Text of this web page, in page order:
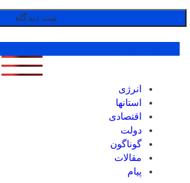
انرژی
استانها
اقتصادی
دولت
گوناگون
مقالات
پیام